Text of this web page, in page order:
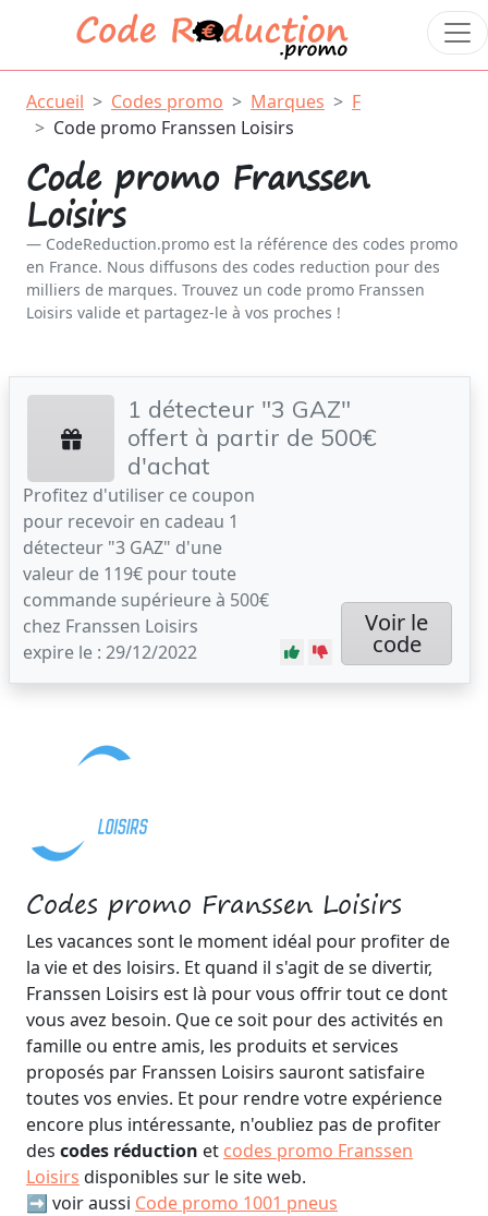
Accueil Codes promo Marques
F
Code promo Franssen Loisirs
Code promo Franssen
Loisirs
CodeReduction.promo est la référence des codes promo
en France. Nous diffusons des codes reduction pour des
milliers de marques. Trouvez un code promo Franssen
Loisirs valide et partagez-le à vos proches !
Codes promo Franssen Loisirs
Les vacances sont le moment idéal pour profiter de
la vie et des loisirs. Et quand il s'agit de se divertir,
Franssen Loisirs est là pour vous offrir tout ce dont
vous avez besoin. Que ce soit pour des activités en
famille ou entre amis, les produits et services
proposés par Franssen Loisirs sauront satisfaire
toutes vos envies. Et pour rendre votre expérience
encore plus intéressante, n'oubliez pas de profiter
des codes réduction et codes promo Franssen
Loisirs disponibles sur le site web.
➡️ voir aussi Code promo 1001 pneus
1 détecteur "3 GAZ"
offert à partir de 500€
d'achat
Profitez d'utiliser ce coupon
pour recevoir en cadeau 1
détecteur "3 GAZ" d'une
valeur de 119€ pour toute
commande supérieure à 500€
chez Franssen Loisirs
expire le : 29/12/2022
Voir le
code